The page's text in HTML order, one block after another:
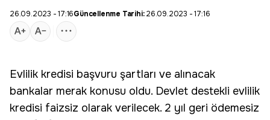
26.09.2023 - 17:16Güncellenme Tarihi:26.09.2023 - 17:16
Evlilik kredisi başvuru şartları ve alınacak
bankalar merak konusu oldu. Devlet destekli evlilik
kredisi faizsiz olarak verilecek. 2 yıl geri ödemesiz